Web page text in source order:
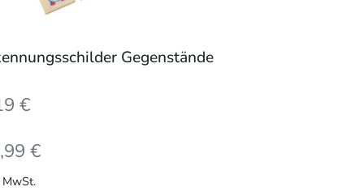
Gegenstände
€
€
MwSt.